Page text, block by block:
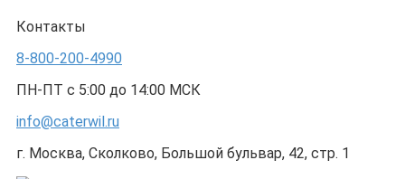
Контакты
8-800-200-4990
ПН-ПТ с 5:00 до 14:00 МСК
info@caterwil.ru
г. Москва, Сколково, Большой бульвар, 42, стр. 1